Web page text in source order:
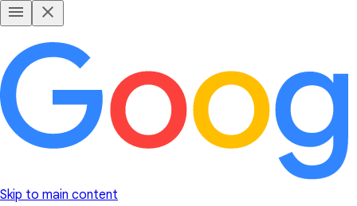
Skip to main content